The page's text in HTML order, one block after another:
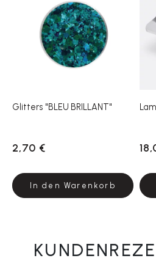
Glitters "BLEU BRILLANT"
2,70 €
In den Warenkorb